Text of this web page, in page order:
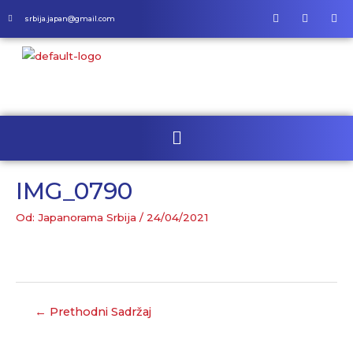
srbija.japan@gmail.com
IMG_0790
Od: Japanorama Srbija / 24/04/2021
← Prethodni Sadržaj